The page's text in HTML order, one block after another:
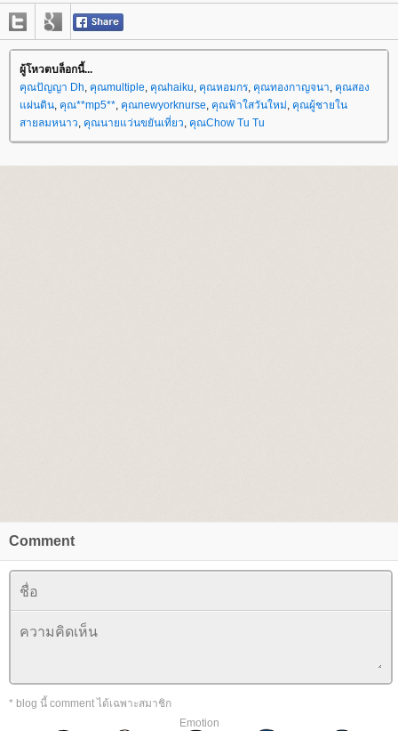
ผู้โหวตบล็อกนี้...
คุณปัญญา Dh, คุณmultiple, คุณhaiku, คุณหอมกร, คุณทองกาญจนา, คุณสอง
ผ่นดิน, คุณ**mp5**, คุณnewyorknurse, คุณฟ้าใสวันใหม่, คุณผู้ชายใน
สายลมหนาว, คุณนายแว่นขยันเที่ยว, คุณChow Tu Tu
Comment
* blog นี้ comment ได้เฉพาะสมาชิก
Emotion